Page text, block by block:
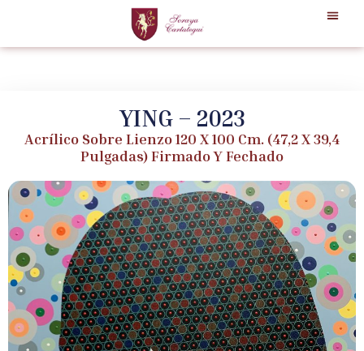
YING – 2023
Acrílico Sobre Lienzo 120 X 100 Cm. (47,2 X 39,4
Pulgadas) Firmado Y Fechado